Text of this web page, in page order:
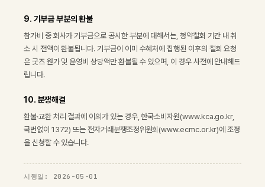
9. 기부금 부분의 환불
참가비 중 회사가 기부금으로 공시한 부분에 대해서는, 청약철회 기간 내 취
소 시 전액이 환불됩니다. 기부금이 이미 수혜처에 집행된 이후의 철회 요청
은 굿즈 원가 및 운영비 상당액만 환불될 수 있으며, 이 경우 사전에 안내해드
립니다.
10. 분쟁해결
환불·교환 처리 결과에 이의가 있는 경우, 한국소비자원(www.kca.go.kr,
국번없이 1372) 또는 전자거래분쟁조정위원회(www.ecmc.or.kr)에 조정
을 신청할 수 있습니다.
시행일: 2026-05-01